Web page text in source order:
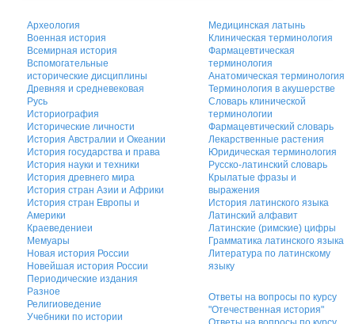
Археология
Военная история
Всемирная история
Вспомогательные
исторические дисциплины
Древняя и средневековая
Русь
Историография
Исторические личности
История Австралии и Океании
История государства и права
История науки и техники
История древнего мира
История стран Азии и Африки
История стран Европы и
Америки
Краеведениеи
Мемуары
Новая история России
Новейшая история России
Периодические издания
Разное
Религиоведение
Учебники по истории
Медицинская латынь
Клиническая терминология
Фармацевтическая
терминология
Анатомическая терминология
Терминология в акушерстве
Словарь клинической
терминологии
Фармацевтический словарь
Лекарственные растения
Юридическая терминология
Русско-латинский словарь
Крылатые фразы и
выражения
История латинского языка
Латинский алфавит
Латинские (римские) цифры
Грамматика латинского языка
Литература по латинскому
языку
Ответы на вопросы по курсу
"Отечественная история"